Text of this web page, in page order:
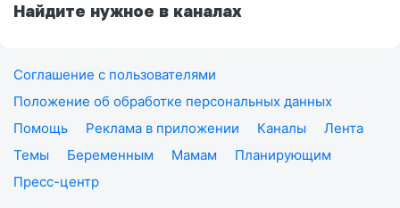
Найдите нужное в каналах
Соглашение с пользователями
Положение об обработке персональных данных
Помощь
Реклама в приложении Каналы
Лента
Темы
Беременным Мамам
Планирующим
Пресс-центр